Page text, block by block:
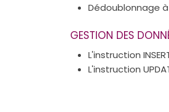
Dédoublonnage à
GESTION DES
L'instruction
L'instruction